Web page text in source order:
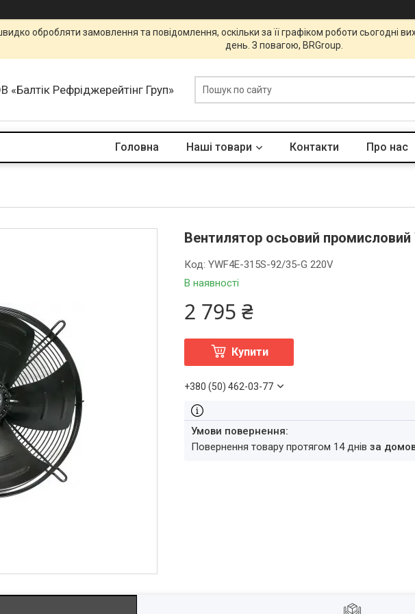
обробляти замовлення та повідомлення, оскільки за її графіком роботи сьогодні
день. З повагою, BRGroup.
«Балтік Рефріджерейтінг Груп»
Головна Наші товари Контакти Про нас
Вентилятор осьовий
В наявності
Код:YWF4E-315S-92/35-G 220V
2 795 ₴
Купити
+380 (50) 462-03-77
повернення товару протягом 14 днівза